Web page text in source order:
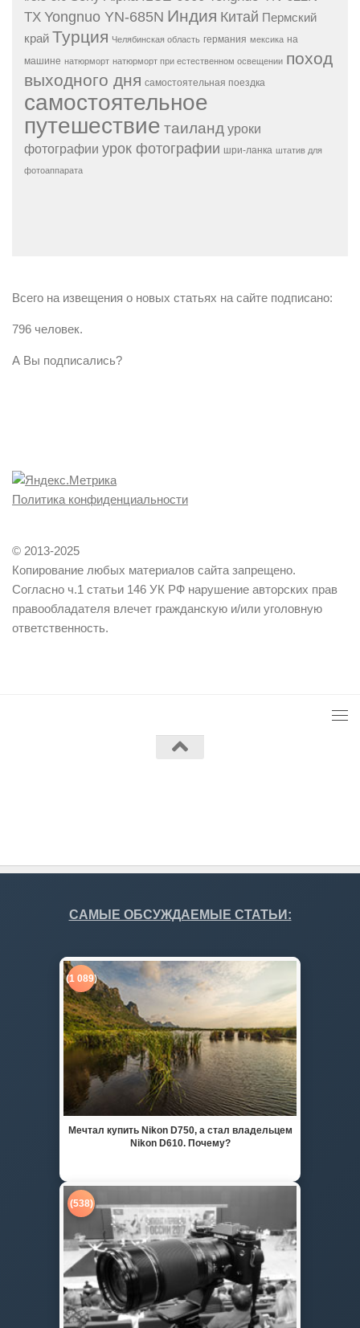
TX Yongnuo YN-685N Индия Китай Пермский
край Турция Челябинская область германия мексика на
машине натюрморт натюрморт при естественном освещении поход
выходного дня самостоятельная поездка
самостоятельное
путешествие таиланд уроки
фотографии урок фотографии шри-ланка штатив для
фотоаппарата
Всего на извещения о новых статьях на сайте подписано:
796 человек.
А Вы подписались?
Политика конфиденциальности
© 2013-2025
Копирование любых материалов сайта запрещено.
Согласно ч.1 статьи 146 УК РФ нарушение авторских прав
правообладателя влечет гражданскую и/или уголовную
ответственность.
САМЫЕ ОБСУЖДАЕМЫЕ СТАТЬИ:
(1 089)
Мечтал купить Nikon D750, а стал владельцем
Nikon D610. Почему?
(538)